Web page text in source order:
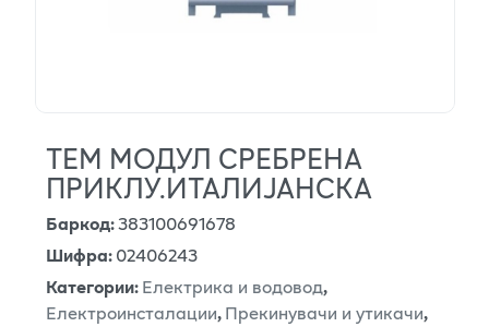
ТЕМ МОДУЛ СРЕБРЕНА
ПРИКЛУ.ИТАЛИЈАНСКА
Баркод:383100691678
Шифра:02406243
Категории:Електрика и водовод,
Електроинсталации,Прекинувачи и утикачи,